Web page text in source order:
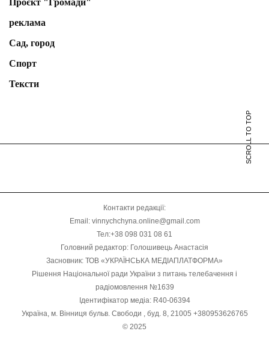
реклама
Сад, город
Спорт
Тексти
SCROLL TO TOP
Контакти редакції:
Email: vinnychchyna.online@gmail.com
Тел:+38 098 031 08 61
Головний редактор: Голошивець Анастасія
Засновник: ТОВ «УКРАЇНСЬКА МЕДІАПЛАТФОРМА»
Рішення Національної ради України з питань телебачення і
радіомовлення №1639
Ідентифікатор медіа: R40-06394
Україна, м. Вінниця бульв. Свободи , буд. 8, 21005 +380953626765
© 2025